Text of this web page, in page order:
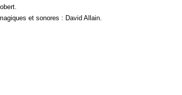
et sonores : David Allain.